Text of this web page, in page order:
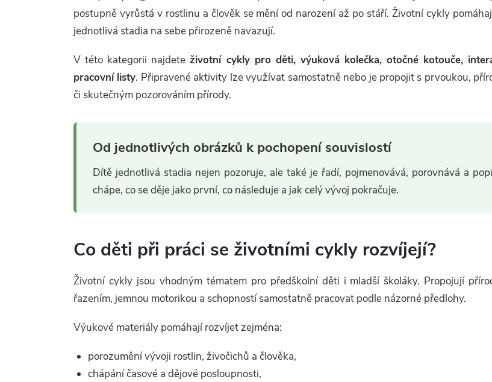
postupně vyrůstá v rostlinu a člověk se mění od narození až po stáří. Životní cykly
jednotlivá stadia na sebe přirozeně navazují.
V této kategorii najdeteživotní cykly pro děti, výuková kolečka, otočné kotouče,
pracovní listy. Připravené aktivity lze využívat samostatně nebo je propojit s prvoukou,
či skutečným pozorováním přírody.
Od jednotlivých obrázků k pochopení souvislostí
Dítě jednotlivá stadia nejen pozoruje, ale také je řadí, pojmenovává, porovnává a
chápe, co se děje jako první, co následuje a jak celý vývoj pokračuje.
Co děti při práci se životními cykly rozvíjejí?
Životní cykly jsou vhodným tématem pro předškolní děti i mladší školáky. Propojují
řazením, jemnou motorikou a schopností samostatně pracovat podle názorné předlohy.
Výukové materiály pomáhají rozvíjet zejména:
porozumění vývoji rostlin, živočichů a člověka,
chápání časové a dějové posloupnosti,